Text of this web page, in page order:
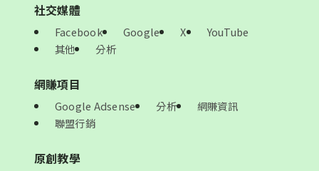
社交媒體
Facebook Google X
YouTube
其他
分析
網賺項目
Google Adsense 分析
網賺資訊
聯盟行銷
原創教學